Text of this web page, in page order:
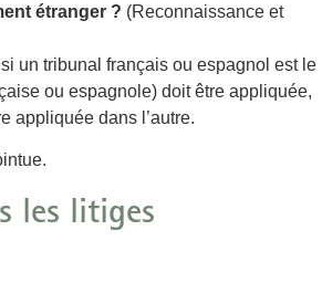
étranger ? (Reconnaissance et
un tribunal français ou espagnol est le
ou espagnole) doit être appliquée,
appliquée dans l’autre.
les litiges